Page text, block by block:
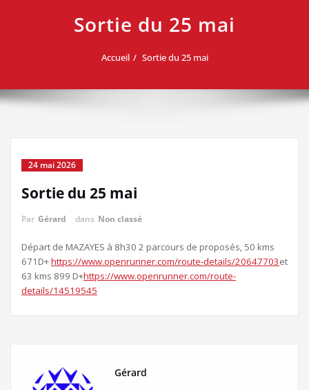
Sortie du 25 mai
Accueil Sortie du 25 mai
24 mai 2026
Sortie du 25 mai
Par Gérard dans Non classé
Départ de MAZAYES à 8h30 2 parcours de proposés, 50 kms
671D+https://www.openrunner.com/route-details/20647703et
63 kms 899 D+https://www.openrunner.com/route-
details/14519545
Gérard